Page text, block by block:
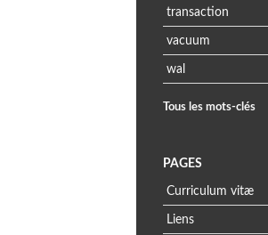
transaction
vacuum
wal
Tous les mots-clés
PAGES
Curriculum vitæ
Liens